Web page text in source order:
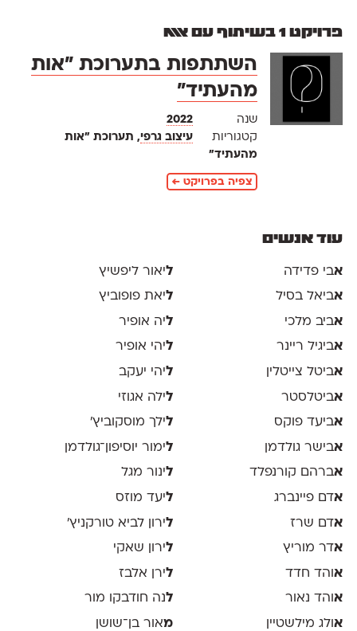
פרויקט 1 בשיתוף עם אאא
השתתפות בתערוכת ״אות
מהעתיד״
שנה
2022
קטגוריות
עיצוב גרפי, תערוכת ״אות
מהעתיד״
צפיה בפרויקט ←
עוד אנשים
אבי פדידה
אביאל בסיל
אביב מלכי
אביגיל ריינר
אביטל צייטלין
אביטלסטר
אביעד פוקס
אבישר גולדמן
אברהם קורנפלד
אדם פיינברג
אדם שרז
אדר מוריץ
אוהד חדד
אוהד נאור
אולג מילשטיין
ליאור ליפשיץ
ליאת פופוביץ
ליה אופיר
ליהי אופיר
ליהי יעקב
לילה אגוזי
לילך מוסקוביץ'
לימור יוסיפון־גולדמן
לינור מגל
ליעד מוזס
לירון לביא טורקניץ׳
לירון שאקי
לירן אלבז
לנה חודבקו מור
מאור בן־שושן